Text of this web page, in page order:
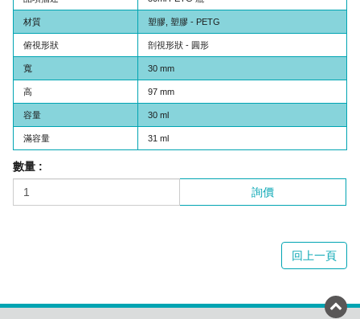
材質 塑膠, 塑膠 - PETG
俯視形狀 剖視形狀 - 圓形
寬 30 mm
高 97 mm
容量 30 ml
滿容量 31 ml
數量 :
詢價
回上一頁